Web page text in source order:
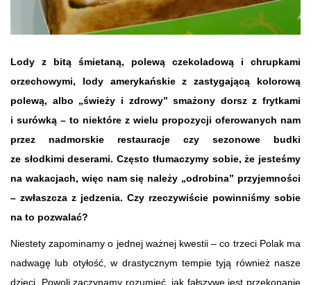
Lody z bitą śmietaną, polewą czekoladową i chrupkami
orzechowymi, lody amerykańskie z zastygającą kolorową
polewą, albo „świeży i zdrowy” smażony dorsz z frytkami
i surówką – to niektóre z wielu propozycji oferowanych nam
przez nadmorskie restauracje czy sezonowe budki
ze słodkimi deserami. Często tłumaczymy sobie, że jesteśmy
na wakacjach, więc nam się należy „odrobina” przyjemności
– zwłaszcza z jedzenia. Czy rzeczywiście powinniśmy sobie
na to pozwalać?
Niestety zapominamy o jednej ważnej kwestii – co trzeci Polak ma
nadwagę lub otyłość, w drastycznym tempie tyją również nasze
dzieci. Powoli zaczynamy rozumieć, jak fałszywe jest przekonanie